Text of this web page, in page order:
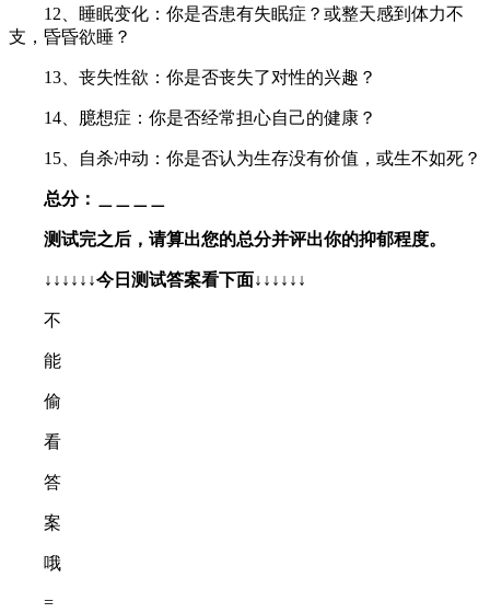
12、睡眠变化：你是否患有失眠症？或整天感到体力不
支，昏昏欲睡？
13、丧失性欲：你是否丧失了对性的兴趣？
14、臆想症：你是否经常担心自己的健康？
15、自杀冲动：你是否认为生存没有价值，或生不如死？
总分：＿＿＿＿
测试完之后，请算出您的总分并评出你的抑郁程度。
↓↓↓↓↓↓今日测试答案看下面↓↓↓↓↓↓
不
能
偷
看
答
案
哦
=